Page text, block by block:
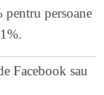
persoane
Facebook sau